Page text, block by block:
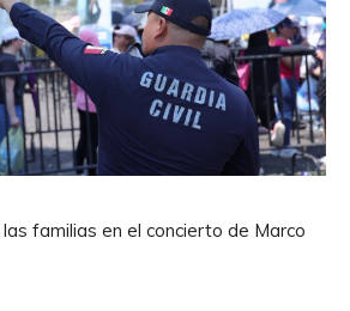
familias en el concierto de Marco